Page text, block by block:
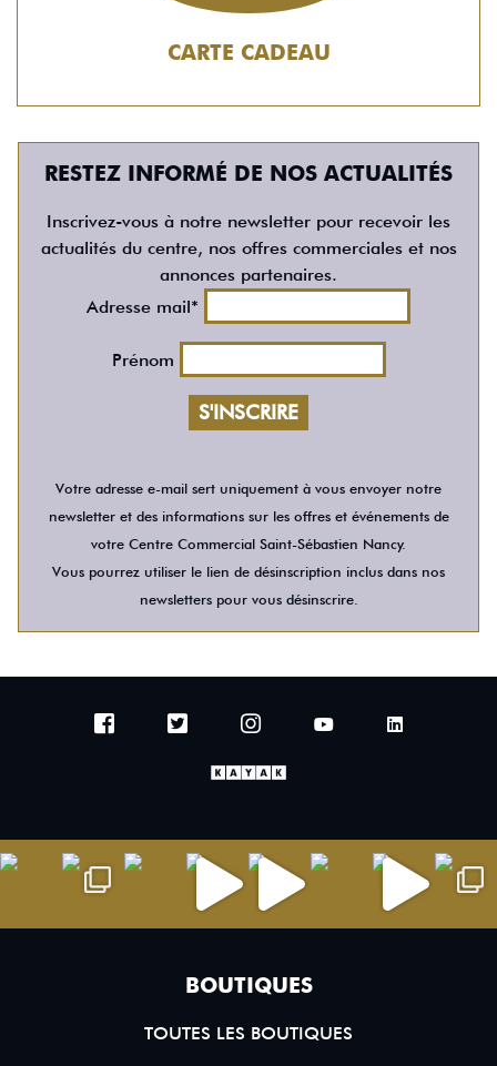
CARTE CADEAU
RESTEZ INFORMÉ DE NOS ACTUALITÉS
Inscrivez-vous à notre newsletter pour recevoir les
actualités du centre, nos offres commerciales et nos
annonces partenaires.
Adresse mail*
Prénom
Votre adresse e-mail sert uniquement à vous envoyer notre
newsletter et des informations sur les offres et événements de
votre Centre Commercial Saint-Sébastien Nancy.
Vous pourrez utiliser le lien de désinscription inclus dans nos
newsletters pour vous désinscrire.
BOUTIQUES
TOUTES LES BOUTIQUES